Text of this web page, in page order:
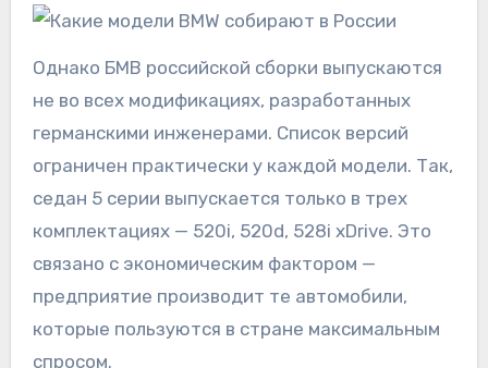
Однако БМВ российской сборки выпускаются
не во всех модификациях, разработанных
германскими инженерами. Список версий
ограничен практически у каждой модели. Так,
седан 5 серии выпускается только в трех
комплектациях — 520i, 520d, 528i xDrive. Это
связано с экономическим фактором —
предприятие производит те автомобили,
которые пользуются в стране максимальным
спросом.